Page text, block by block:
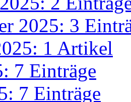
2025: 3
1 Artikel
7 Einträge
7 Einträge